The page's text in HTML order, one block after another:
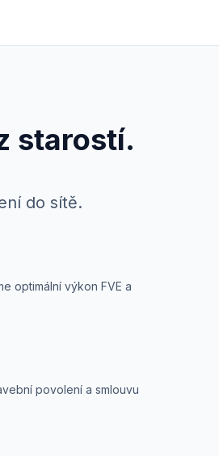
starostí.
do sítě.
optimální výkon FVE a
povolení a smlouvu